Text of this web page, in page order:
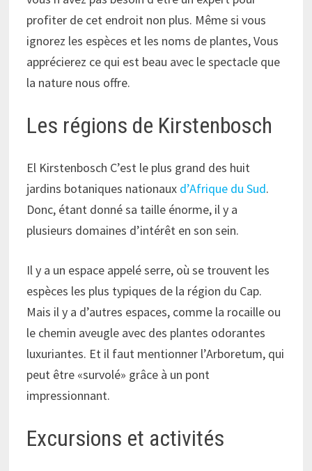
profiter de cet endroit non plus. Même si vous
ignorez les espèces et les noms de plantes, Vous
apprécierez ce qui est beau avec le spectacle que
la nature nous offre.
Les régions de Kirstenbosch
El Kirstenbosch C’est le plus grand des huit
jardins botaniques nationaux d’Afrique du Sud.
Donc, étant donné sa taille énorme, il y a
plusieurs domaines d’intérêt en son sein.
Il y a un espace appelé serre, où se trouvent les
espèces les plus typiques de la région du Cap.
Mais il y a d’autres espaces, comme la rocaille ou
le chemin aveugle avec des plantes odorantes
luxuriantes. Et il faut mentionner l’Arboretum, qui
peut être «survolé» grâce à un pont
impressionnant.
Excursions et activités